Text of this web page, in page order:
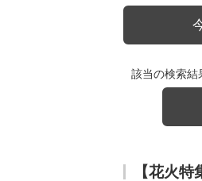
該当の検索結
【花火